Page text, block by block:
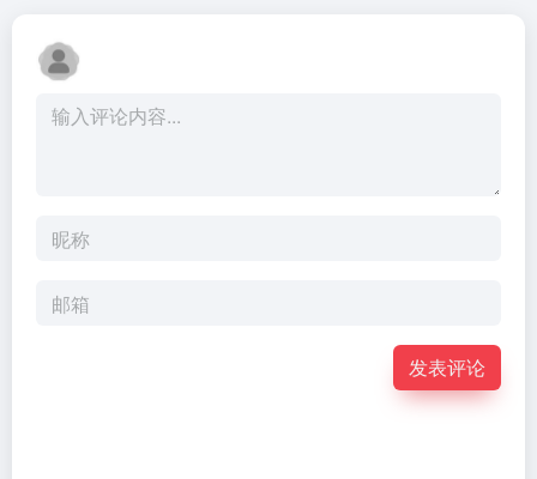
发表评论